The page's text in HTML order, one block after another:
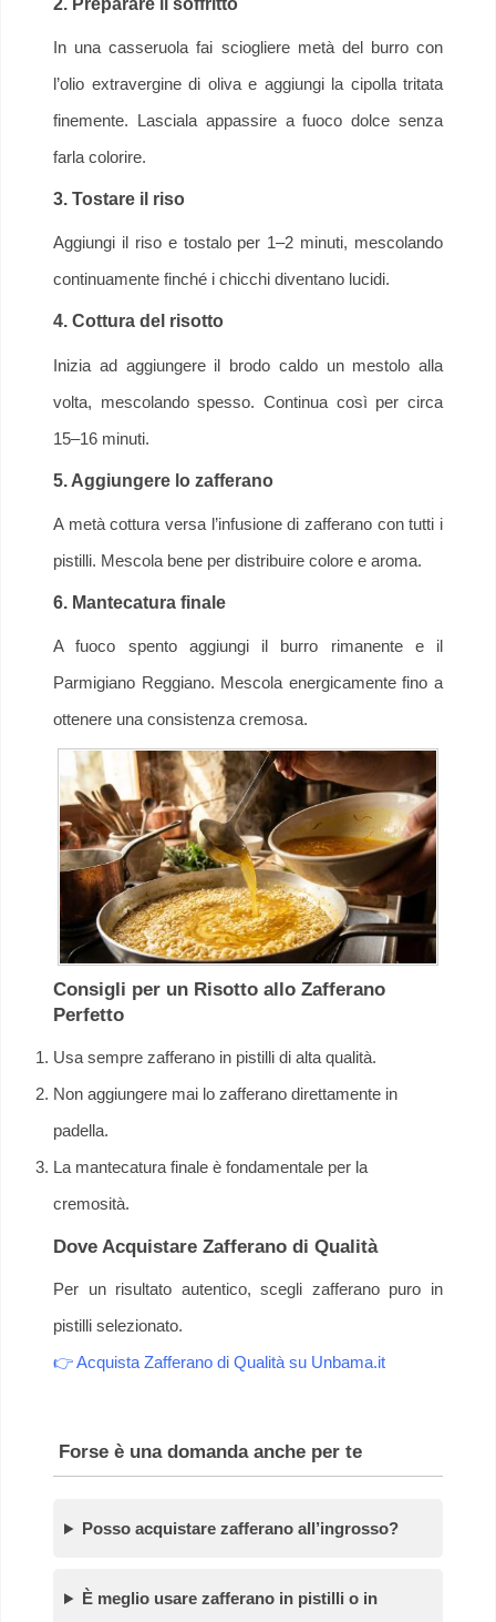
In una casseruola fai sciogliere metà del burro con
l’olio extravergine di oliva e aggiungi la cipolla tritata
finemente. Lasciala appassire a fuoco dolce senza
farla colorire.
3. Tostare il riso
Aggiungi il riso e tostalo per 1–2 minuti, mescolando
continuamente finché i chicchi diventano lucidi.
4. Cottura del risotto
Inizia ad aggiungere il brodo caldo un mestolo alla
volta, mescolando spesso. Continua così per circa
15–16 minuti.
5. Aggiungere lo zafferano
A metà cottura versa l’infusione di zafferano con tutti i
pistilli. Mescola bene per distribuire colore e aroma.
6. Mantecatura finale
A fuoco spento aggiungi il burro rimanente e il
Parmigiano Reggiano. Mescola energicamente fino a
ottenere una consistenza cremosa.
Consigli per un Risotto allo Zafferano
Perfetto
Usa sempre zafferano in pistilli di alta qualità.
Non aggiungere mai lo zafferano direttamente in
padella.
La mantecatura finale è fondamentale per la
cremosità.
Dove Acquistare Zafferano di Qualità
Per un risultato autentico, scegli zafferano puro in
pistilli selezionato.
👉 Acquista Zafferano di Qualità su Unbama.it
Forse è una domanda anche per te
Posso acquistare zafferano all’ingrosso?
È meglio usare zafferano in pistilli o in